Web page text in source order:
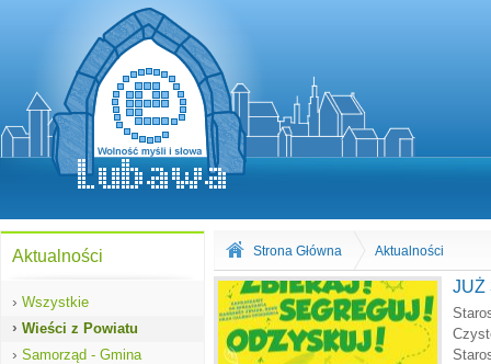
Aktualności
› Wszystkie
› Wieści z Powiatu
› Samorząd - Gmina
Strona Główna Aktualności
JUŻ